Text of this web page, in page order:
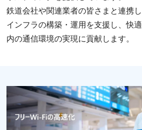
鉄道会社や関連業者の皆さまと連携
インフラの構築・運⽤を⽀援し、快
内の通信環境の実現に貢献します。